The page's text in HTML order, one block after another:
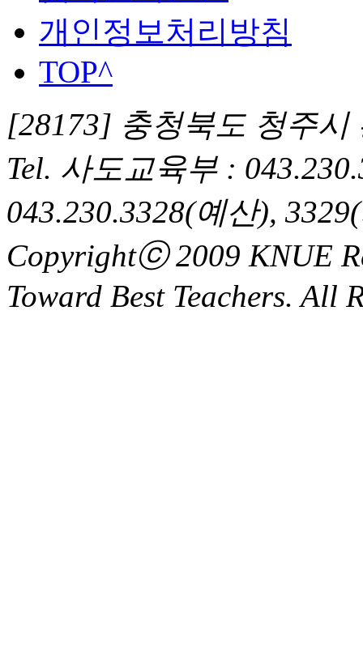
개인정보처리방침
TOP^
[28173] 충청북도 청주
Tel. 사도교육부 :
043.230.3328(예산),
Copyrightⓒ 2009 KNUE
Toward Best Teachers. All